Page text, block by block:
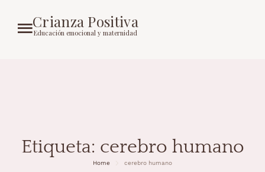
Crianza Positiva
Educación emocional y maternidad
Etiqueta: cerebro humano
Home cerebro humano